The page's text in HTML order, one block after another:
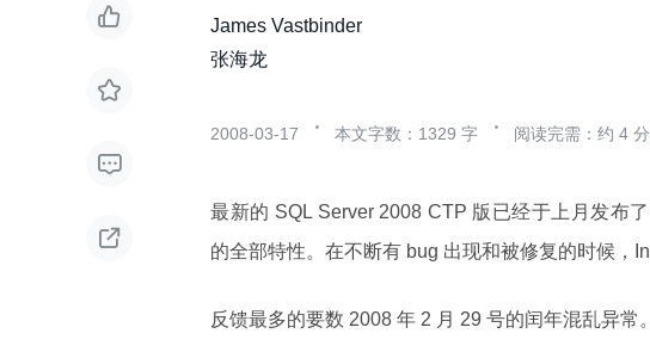




James Vastbinder
张海龙
2008-03-17 本文字数：1329 字 阅读完需：约 4
最新的 SQL Server 2008 CTP 版已经于上月发布
的全部特性。在不断有 bug 出现和被修复的时候，
反馈最多的要数 2008 年 2 月 29 号的闰年混乱异常。